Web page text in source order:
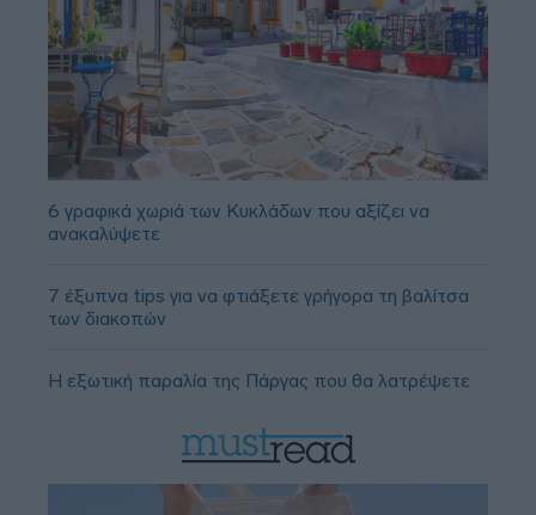
6 γραφικά χωριά των Κυκλάδων που αξίζει να
ανακαλύψετε
7 έξυπνα tips για να φτιάξετε γρήγορα τη βαλίτσα
των διακοπών
Η εξωτική παραλία της Πάργας που θα λατρέψετε